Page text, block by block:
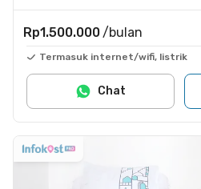
Rp1.500.000 /bulan
Termasuk internet/wifi, listrik
Chat